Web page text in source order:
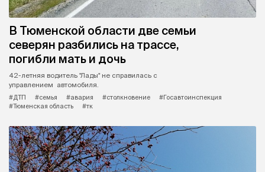
В Тюменской области две семьи
северян разбились на трассе,
погибли мать и дочь
42-летняя водитель "Лады" не справилась с
управлением автомобиля.
#ДТП
#семья #авария #столкновение
#Госавтоинспекция
#Тюменская область
#тк